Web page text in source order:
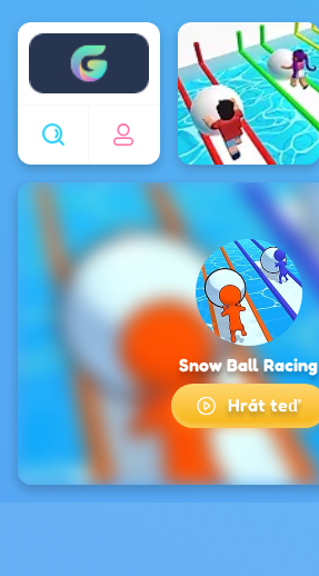
Enjoy4fun
Snow Ball Racing
Hrát teď